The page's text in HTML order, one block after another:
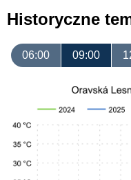
Historyczne
06:00 09:00